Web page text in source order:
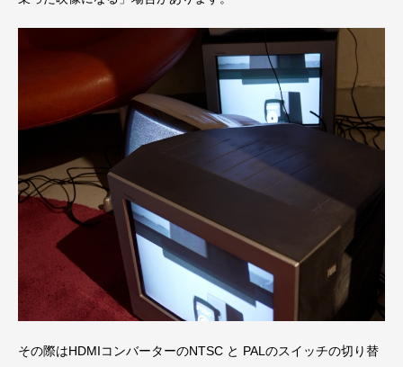
その際はHDMIコンバーターのNTSC と PALのスイッチの切り替